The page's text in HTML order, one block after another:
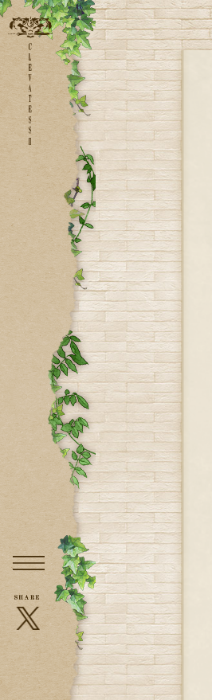
メニュー
HOMEに戻る
X